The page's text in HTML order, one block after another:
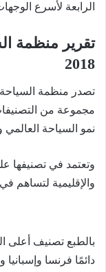
الرابعة لأسرع
2018
مجموعة من
نمو السياحة
وتعتمد في تصنيفها
والإقليمية لتساهم
بالطبع تصنيف أعلى
دائمًا فرنسا وإسبانيا